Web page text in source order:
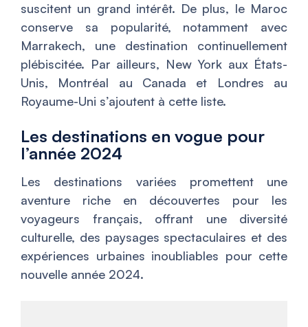
suscitent un grand intérêt. De plus, le Maroc
conserve sa popularité, notamment avec
Marrakech, une destination continuellement
plébiscitée. Par ailleurs, New York aux États-
Unis, Montréal au Canada et Londres au
Royaume-Uni s’ajoutent à cette liste.
Les destinations en vogue pour
l’année 2024
Les destinations variées promettent une
aventure riche en découvertes pour les
voyageurs français, offrant une diversité
culturelle, des paysages spectaculaires et des
expériences urbaines inoubliables pour cette
nouvelle année 2024.